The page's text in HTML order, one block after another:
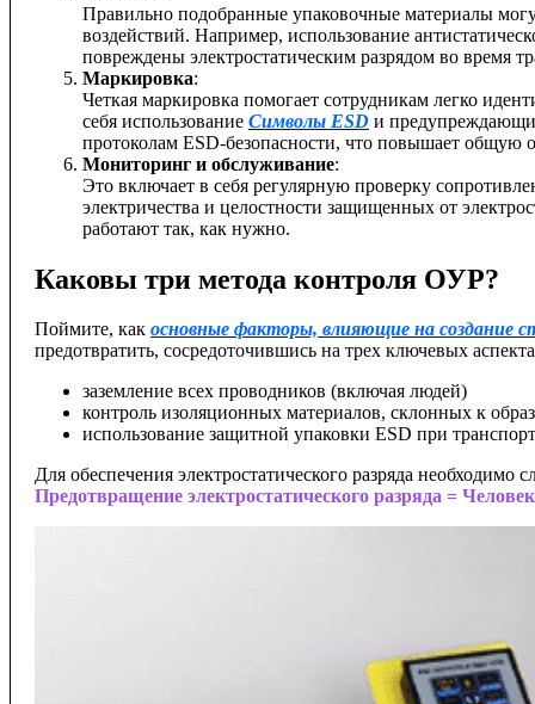
Правильно подобранные упаковочные материалы
воздействий. Например, использование
повреждены электростатическим разрядом во время
Маркировка:
Четкая маркировка помогает сотрудникам легко
себя использование Символы ESD и
протоколам ESD-безопасности, что повышает общую
Мониторинг и обслуживание:
Это включает в себя регулярную проверку
электричества и целостности защищенных от
работают так, как нужно.
Каковы три метода контроля ОУР?
Поймите, как основные факторы, влияющие на создание
предотвратить, сосредоточившись на трех ключевых
заземление всех проводников (включая людей)
контроль изоляционных материалов, склонных к
использование защитной упаковки ESD при
Для обеспечения электростатического разряда необходимо
Предотвращение электростатического разряда =